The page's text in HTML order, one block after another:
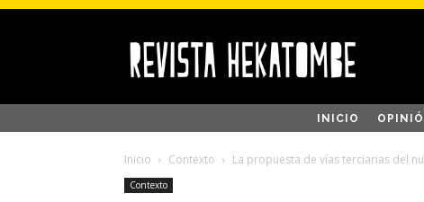
INICIO
Inicio Contexto La propuesta de vías terciarias del
Contexto